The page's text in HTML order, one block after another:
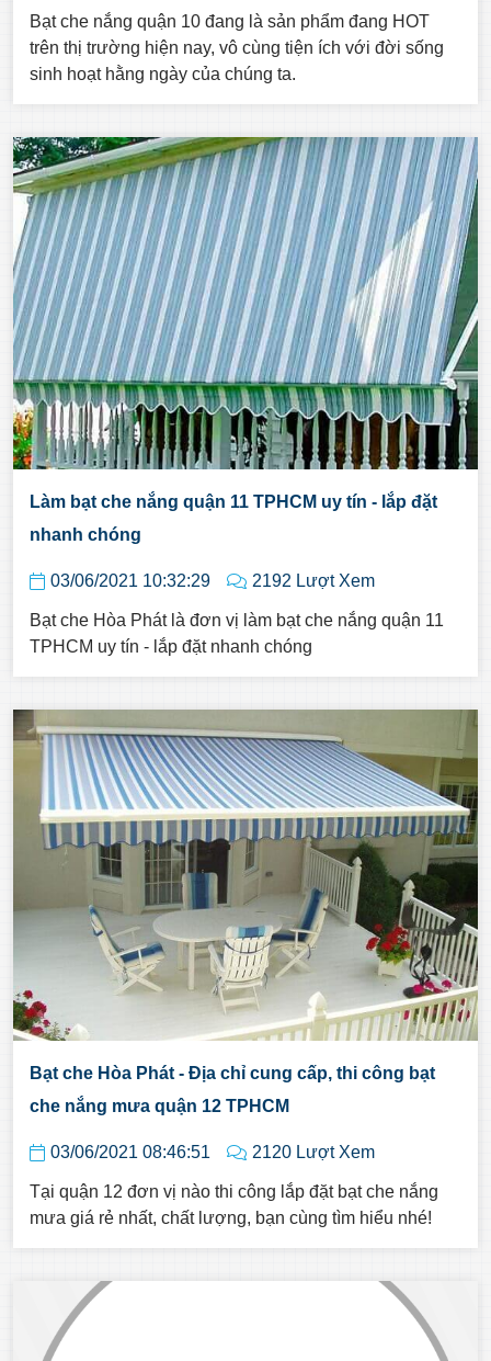
Bạt che nắng quận 10 đang là sản phẩm đang HOT
trên thị trường hiện nay, vô cùng tiện ích với đời sống
sinh hoạt hằng ngày của chúng ta.
Làm bạt che nắng quận 11 TPHCM uy tín - lắp đặt
nhanh chóng
03/06/2021 10:32:29 2192 Lượt Xem
Bạt che Hòa Phát là đơn vị làm bạt che nắng quận 11
TPHCM uy tín - lắp đặt nhanh chóng
Bạt che Hòa Phát - Địa chỉ cung cấp, thi công bạt
che nắng mưa quận 12 TPHCM
03/06/2021 08:46:51 2120 Lượt Xem
Tại quận 12 đơn vị nào thi công lắp đặt bạt che nắng
mưa giá rẻ nhất, chất lượng, bạn cùng tìm hiểu nhé!